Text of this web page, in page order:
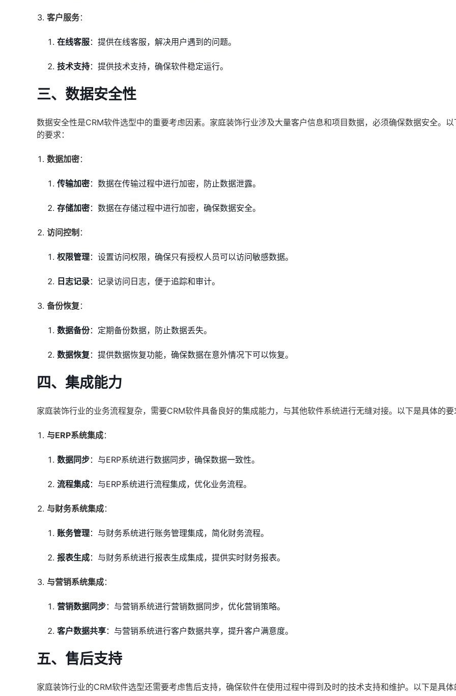
客户服务：
在线客服：提供在线客服，解决用户遇到的问题。
技术支持：提供技术支持，确保软件稳定运行。
三、数据安全性
数据安全性是CRM软件选型中的重要考虑因素。家庭装饰行业涉及大量客户信息和项目数据，必须确保数据安全。
的要求：
数据加密：
传输加密：数据在传输过程中进行加密，防止数据泄露。
存储加密：数据在存储过程中进行加密，确保数据安全。
访问控制 ：
权限管理：设置访问权限，确保只有授权人员可以访问敏感数据。
日志记录：记录访问日志，便于追踪和审计。
备份恢复 ：
数据备份：定期备份数据，防止数据丢失。
数据恢复 ：提供数据恢复功能，确保数据在意外情况下可以恢复。
四、集成能力
家庭装饰行业的业务流程复杂，需要CRM软件具备良好的集成能力，与其他软件系统进行无缝对接。以下是具体的要
与ERP系统集成：
数据同步：与ERP系统进行数据同步，确保数据一致性。
流程集成：与ERP系统进行流程集成，优化业务流程。
与财务系统集成：
账务管理：与财务系统进行账务管理集成，简化财务流程。
报表生成：与财务系统进行报表生成集成，提供实时财务报表。
与营销系统集成：
营销数据同步：与营销系统进行营销数据同步，优化营销策略。
客户数据共享：与营销系统进行客户数据共享，提升客户满意度。
五、售后支持
家庭装饰行业的CRM软件选型还需要考虑售后支持，确保软件在使用过程中得到及时的技术支持和维护。以下是具